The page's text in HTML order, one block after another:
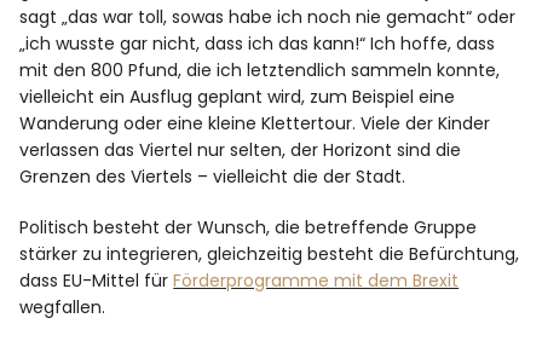
sagt „das war toll, sowas habe ich noch nie gemacht“ oder
„ich wusste gar nicht, dass ich das kann!“ Ich hoffe, dass
mit den 800 Pfund, die ich letztendlich sammeln konnte,
vielleicht ein Ausflug geplant wird, zum Beispiel eine
Wanderung oder eine kleine Klettertour. Viele der Kinder
verlassen das Viertel nur selten, der Horizont sind die
Grenzen des Viertels – vielleicht die der Stadt.
Politisch besteht der Wunsch, die betreffende Gruppe
stärker zu integrieren, gleichzeitig besteht die Befürchtung,
dass EU-Mittel fürFörderprogramme mit dem Brexit
wegfallen.